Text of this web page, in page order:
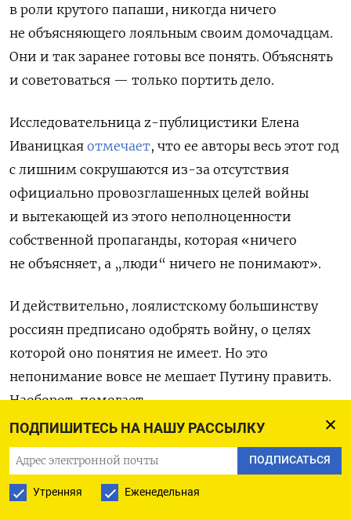
ПОДПИШИТЕСЬ НА НАШУ РАССЫЛКУ
ПОДПИСАТЬСЯ
Утренняя Еженедельная
в роли крутого папаши, никогда ничего
не объясняющего лояльным своим домочадцам.
Они и так заранее готовы все понять. Объяснять
и советоваться — только портить дело.
Исследовательница z-публицистики Елена
Иваницкая отмечает, что ее авторы весь этот год
с лишним сокрушаются из-за отсутствия
официально провозглашенных целей войны
и вытекающей из этого неполноценности
собственной пропаганды, которая «ничего
не объясняет, а „люди“ ничего не понимают».
И действительно, лоялистскому большинству
россиян предписано одобрять войну, о целях
которой оно понятия не имеет. Но это
непонимание вовсе не мешает Путину править.
Наоборот, помогает.
Если проигрывать, так только по-
херсонски
Сдача Херсона обратно украинцам прошла